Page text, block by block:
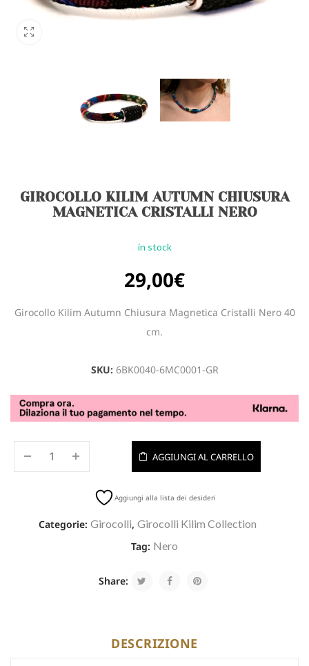
GIROCOLLO KILIM AUTUMN CHIUSURA
MAGNETICA CRISTALLI NERO
in stock
29,00€
Girocollo Kilim Autumn Chiusura Magnetica Cristalli Nero 40
cm.
SKU: 6BK0040-6MC0001-GR
AGGIUNGI AL CARRELLO
Aggiungi alla lista dei desideri
Categorie: Girocolli, Girocolli Kilim Collection
Tag: Nero
Share:
DESCRIZIONE